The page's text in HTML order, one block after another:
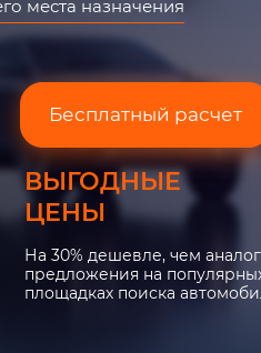
места назначения
Бесплатный расчет
ВЫГОДНЫЕ
ЦЕНЫ
На 30% дешевле, чем
предложения на
площадках поиска